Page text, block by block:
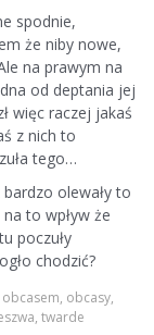
spodnie,
że niby nowe,
na prawym na
od deptania jej
więc raczej jakaś
z nich to
tego…
olewały to
to wpływ że
poczuły
chodzić?
obcasem, obcasy,
, twarde